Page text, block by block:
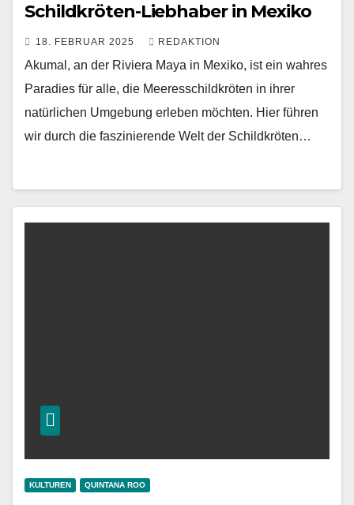
Schildkröten-Liebhaber in Mexiko
18. FEBRUAR 2025 REDAKTION
Akumal, an der Riviera Maya in Mexiko, ist ein wahres
Paradies für alle, die Meeresschildkröten in ihrer
natürlichen Umgebung erleben möchten. Hier führen
wir durch die faszinierende Welt der Schildkröten…
KULTUREN QUINTANA ROO